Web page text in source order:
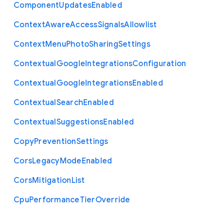
ComponentUpdatesEnabled
ContextAwareAccessSignalsAllowlist
ContextMenuPhotoSharingSettings
ContextualGoogleIntegrationsConfiguration
ContextualGoogleIntegrationsEnabled
ContextualSearchEnabled
ContextualSuggestionsEnabled
CopyPreventionSettings
CorsLegacyModeEnabled
CorsMitigationList
CpuPerformanceTierOverride